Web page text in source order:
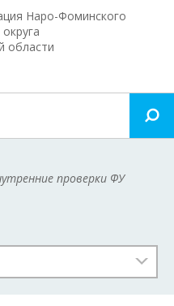
Наро-Фоминского
области
проверки ФУ